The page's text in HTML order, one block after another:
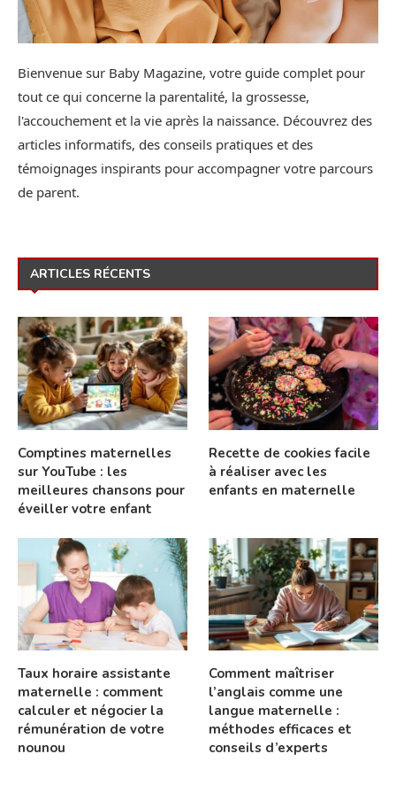
Bienvenue sur Baby Magazine, votre guide complet pour
tout ce qui concerne la parentalité, la grossesse,
l'accouchement et la vie après la naissance. Découvrez des
articles informatifs, des conseils pratiques et des
témoignages inspirants pour accompagner votre parcours
de parent.
ARTICLES RÉCENTS
Comptines maternelles
sur YouTube : les
meilleures chansons pour
éveiller votre enfant
Recette de cookies facile
à réaliser avec les
enfants en maternelle
Taux horaire assistante
maternelle : comment
calculer et négocier la
rémunération de votre
nounou
Comment maîtriser
l’anglais comme une
langue maternelle :
méthodes efficaces et
conseils d’experts